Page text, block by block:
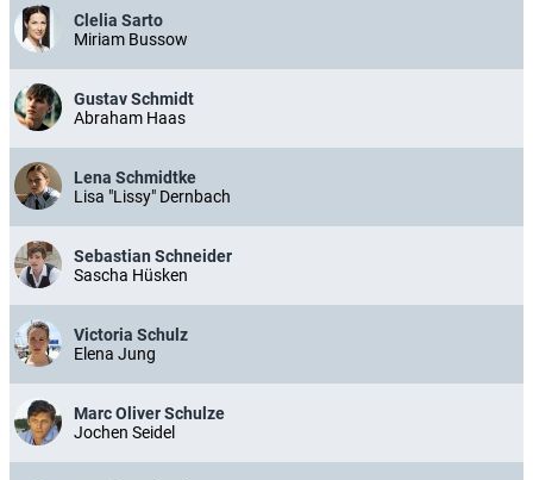
Clelia Sarto
Miriam Bussow
Gustav Schmidt
Abraham Haas
Lena Schmidtke
Lisa "Lissy" Dernbach
Sebastian Schneider
Sascha Hüsken
Victoria Schulz
Elena Jung
Marc Oliver Schulze
Jochen Seidel